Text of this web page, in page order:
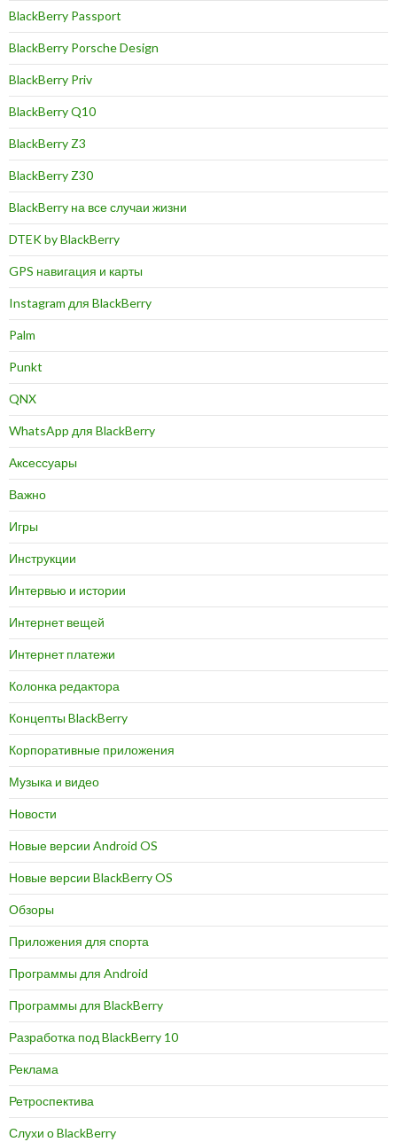
BlackBerry Passport
BlackBerry Porsche Design
BlackBerry Priv
BlackBerry Q10
BlackBerry Z3
BlackBerry Z30
BlackBerry на все случаи жизни
DTEK by BlackBerry
GPS навигация и карты
Instagram для BlackBerry
Palm
Punkt
QNX
WhatsApp для BlackBerry
Аксессуары
Важно
Игры
Инструкции
Интервью и истории
Интернет вещей
Интернет платежи
Колонка редактора
Концепты BlackBerry
Корпоративные приложения
Музыка и видео
Новости
Новые версии Android OS
Новые версии BlackBerry OS
Обзоры
Приложения для спорта
Программы для Android
Программы для BlackBerry
Разработка под BlackBerry 10
Реклама
Ретроспектива
Слухи о BlackBerry